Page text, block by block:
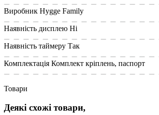
Виробник Hygge Family
Наявність дисплею Ні
Наявність таймеру Так
Комплектація Комплект кріплень, паспорт
Товари
Деякі схожі товари,